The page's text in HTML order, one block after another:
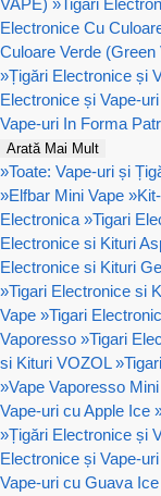
VAPE) »Tigari
Electronice Cu
Culoare Verde (Green
»Țigări Electronice și
Electronice și Vape-
Vape-uri In Forma
Arată Mai Mult
»Toate: Vape-uri și
»Elfbar Mini Vape »
Electronica »Tigari
Electronice si Kituri
Electronice si Kituri
»Tigari Electronice si
Vape »Tigari
Vaporesso »Tigari
si Kituri VOZOL »
»Vape Vaporesso Mini
Vape-uri cu Apple Ice
»Țigări Electronice și
Electronice și Vape-
Vape-uri cu Guava Ice